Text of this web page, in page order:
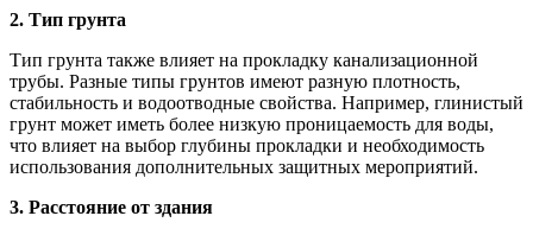
2. Тип грунта
Тип грунта также влияет на прокладку канализационной
трубы. Разные типы грунтов имеют разную плотность,
стабильность и водоотводные свойства. Например, глинистый
грунт может иметь более низкую проницаемость для воды,
что влияет на выбор глубины прокладки и необходимость
использования дополнительных защитных мероприятий.
3. Расстояние от здания